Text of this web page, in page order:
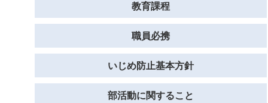
教育課程
職員必携
いじめ防止基本方針
部活動に関すること